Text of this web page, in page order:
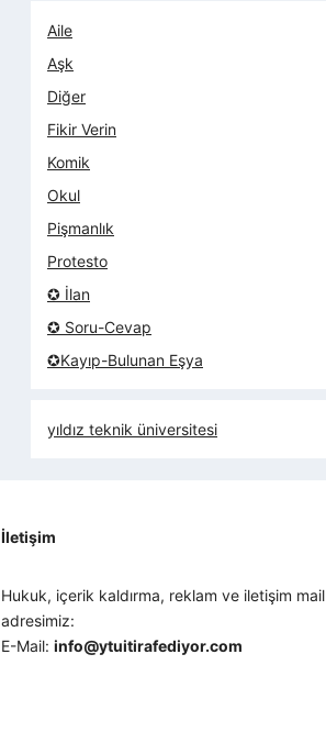
Aile
Aşk
Diğer
Fikir Verin
Komik
Okul
Pişmanlık
Protesto
✪ İlan
✪ Soru-Cevap
✪Kayıp-Bulunan Eşya
yıldız teknik üniversitesi
İletişim
Hukuk, içerik kaldırma, reklam ve iletişim mail
adresimiz:
E-Mail:info@ytuitirafediyor.com